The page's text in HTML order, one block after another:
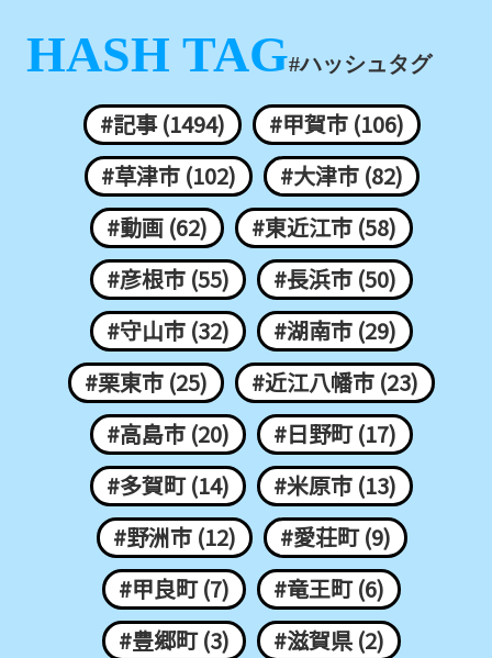
HASH TAG#ハッシュタグ
#記事 (1494)
#甲賀市 (106)
#草津市 (102)
#大津市 (82)
#動画 (62)
#東近江市 (58)
#彦根市 (55)
#長浜市 (50)
#守山市 (32)
#湖南市 (29)
#栗東市 (25)
#近江八幡市 (23)
#高島市 (20)
#日野町 (17)
#多賀町 (14)
#米原市 (13)
#野洲市 (12)
#愛荘町 (9)
#甲良町 (7)
#竜王町 (6)
#豊郷町 (3)
#滋賀県 (2)